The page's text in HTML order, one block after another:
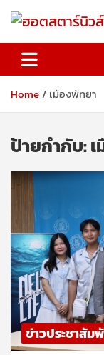
ฮอตสตา
Home เมืองพัทยา
ป้ายกำกับ:
ข่าวประชาสัม